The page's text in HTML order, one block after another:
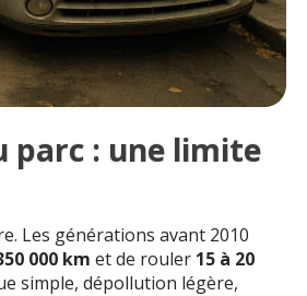
parc : une limite
Les générations avant 2010
000 km et de rouler 15 à 20
simple, dépollution légère,